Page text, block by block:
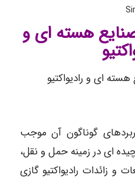
هسته ای و
ای و رادیواکتیو
گوناگون آن موجب
ای در زمینه حمل و نقل،
و زائدات رادیواکتیو گازی